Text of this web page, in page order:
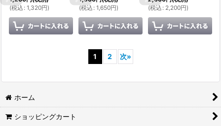
(税込 : 1,320円)
(税込 : 1,650円)
(税込 : 2,200円)
1 2 次»
ホーム
ショッピングカート